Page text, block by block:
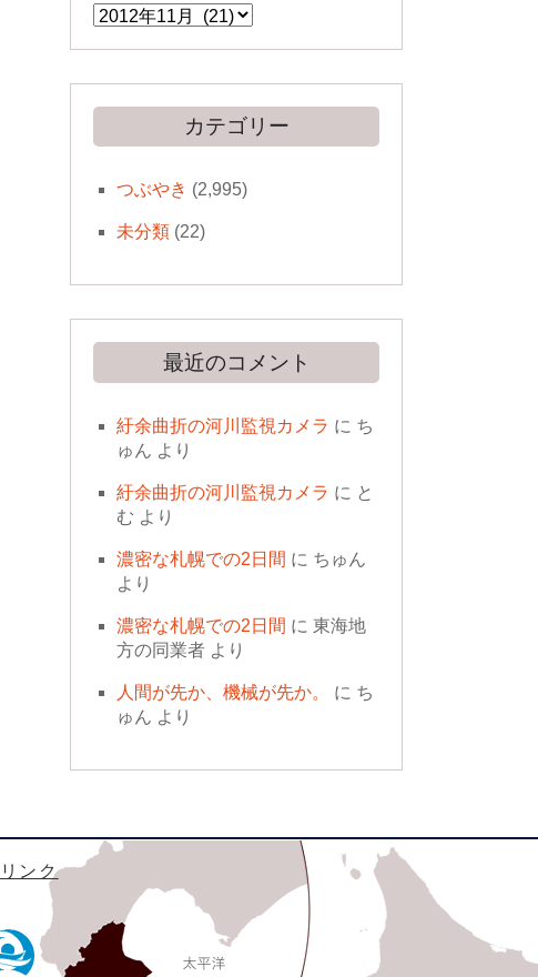
ア
ー
カ
カテゴリー
つぶやき (2,995)
未分類(22)
最近のコメント
紆余曲折の河川監視カメラ に ち
ゅん より
紆余曲折の河川監視カメラ に と
む より
濃密な札幌での2日間 に ちゅん
より
濃密な札幌での2日間 に 東海地
方の同業者より
人間が先か、機械が先か。 に ち
ゅん より
リンク